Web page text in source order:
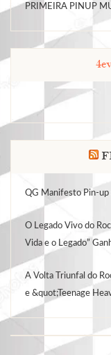
PRIMEIRA PINUP
QG Manifesto Pin-up
O Legado Vivo do
Vida e o Legado”
A Volta Triunfal do
e &quot;Teenage